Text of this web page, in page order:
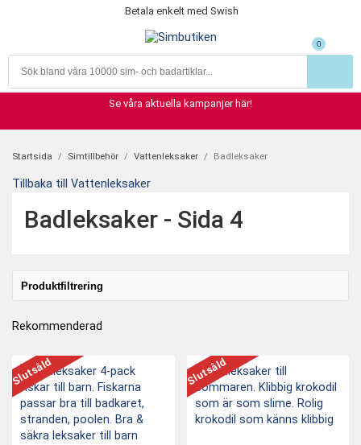
Betala enkelt med Swish
Fysisk butik i Uppsala, öppet 365 dagar/år
Snabba leveranser 1-2 dagar
0
Se våra aktuella kampanjer här!
Startsida / Simtillbehör / Vattenleksaker / Badleksaker
Tillbaka till Vattenleksaker
Badleksaker - Sida 4
Produktfiltrering
Slutsåld Slutsåld